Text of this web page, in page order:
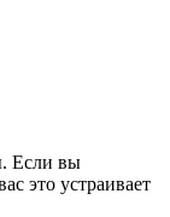
Если вы
это устраивает